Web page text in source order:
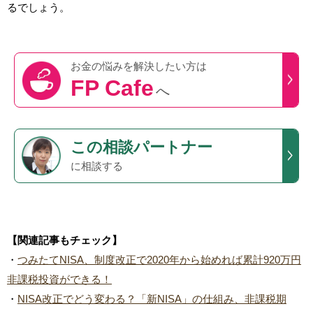
るでしょう。
お金の悩みを解決したい方は
FP Cafeへ
この相談パートナー
に相談する
【関連記事もチェック】
・ つみたてNISA、制度改正で2020年から始めれば累計920万円
非課税投資ができる！
・ NISA改正でどう変わる？「新NISA」の仕組み、非課税期